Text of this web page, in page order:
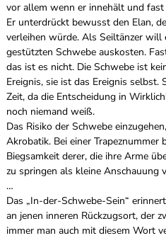
vor allem wenn er innehält und
Er unterdrückt bewusst den Elan,
verleihen würde. Als Seiltänzer will
gestützten Schwebe auskosten.
das ist es nicht. Die Schwebe ist
Ereignis, sie ist das Ereignis selbst.
Zeit, da die Entscheidung in
noch niemand weiß.
Das Risiko der Schwebe
Akrobatik. Bei einer
Biegsamkeit derer, die ihre Arme
zu springen als kleine Anschauung
…
Das „In-der-Schwebe-Sein“
an jenen inneren Rückzugsort, der
immer man auch mit diesem Wort